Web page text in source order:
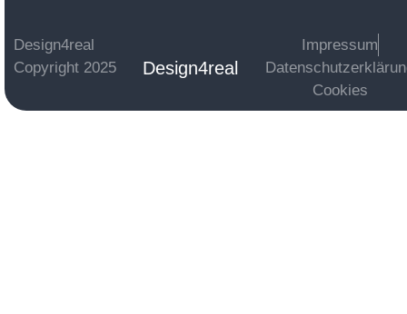
Design4real
Copyright 2025
Design4real
Impressum
Cookies